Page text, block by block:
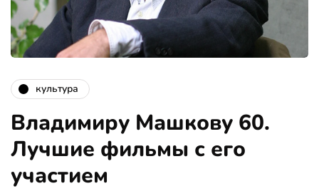
культура
Владимиру Машкову 60.
Лучшие фильмы с его
участием